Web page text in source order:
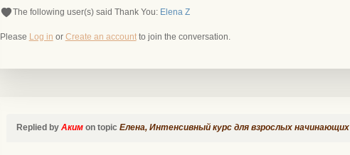
The following user(s) said Thank You: Elena Z
Please Log in or Create an accountto join the conversation.
Replied by Акимon topic Елена, Интенсивный курс для взрослых начинающих